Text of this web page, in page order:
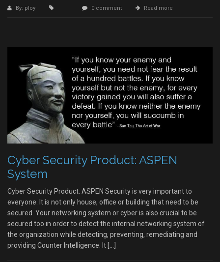
By: ploy 0 comment Read more
Cyber Security Product: ASPEN
System
Cyber Security Product: ASPEN Security is very important to
everyone. It is not only house, office or building that need to be
secured. Your networking system or cyber is also crucial to be
secured too in order to detect the internal networking system of
the organization while detecting, preventing, remediating and
providing Counter Intelligence. It […]